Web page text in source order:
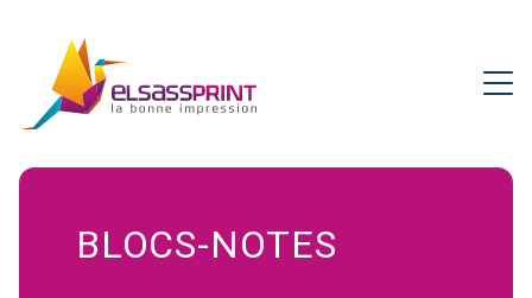
BLOCS-NOTES